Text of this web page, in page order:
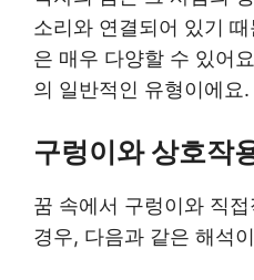
소리와 연결되어 있기
은 매우 다양할 수 있어
의 일반적인 유형이에요.
구렁이와 상호작
꿈 속에서 구렁이와 직
경우, 다음과 같은 해석